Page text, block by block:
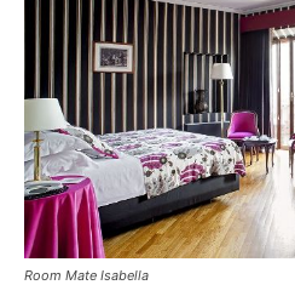
Room Mate Isabella